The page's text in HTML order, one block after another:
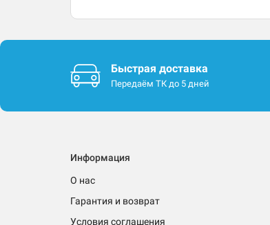
Быстрая доставка
Передаём ТК до 5 дней
Информация
О нас
Гарантия и возврат
Условия соглашения